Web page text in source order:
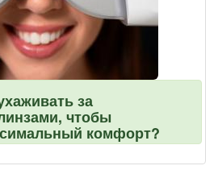
за
чтобы
комфорт?